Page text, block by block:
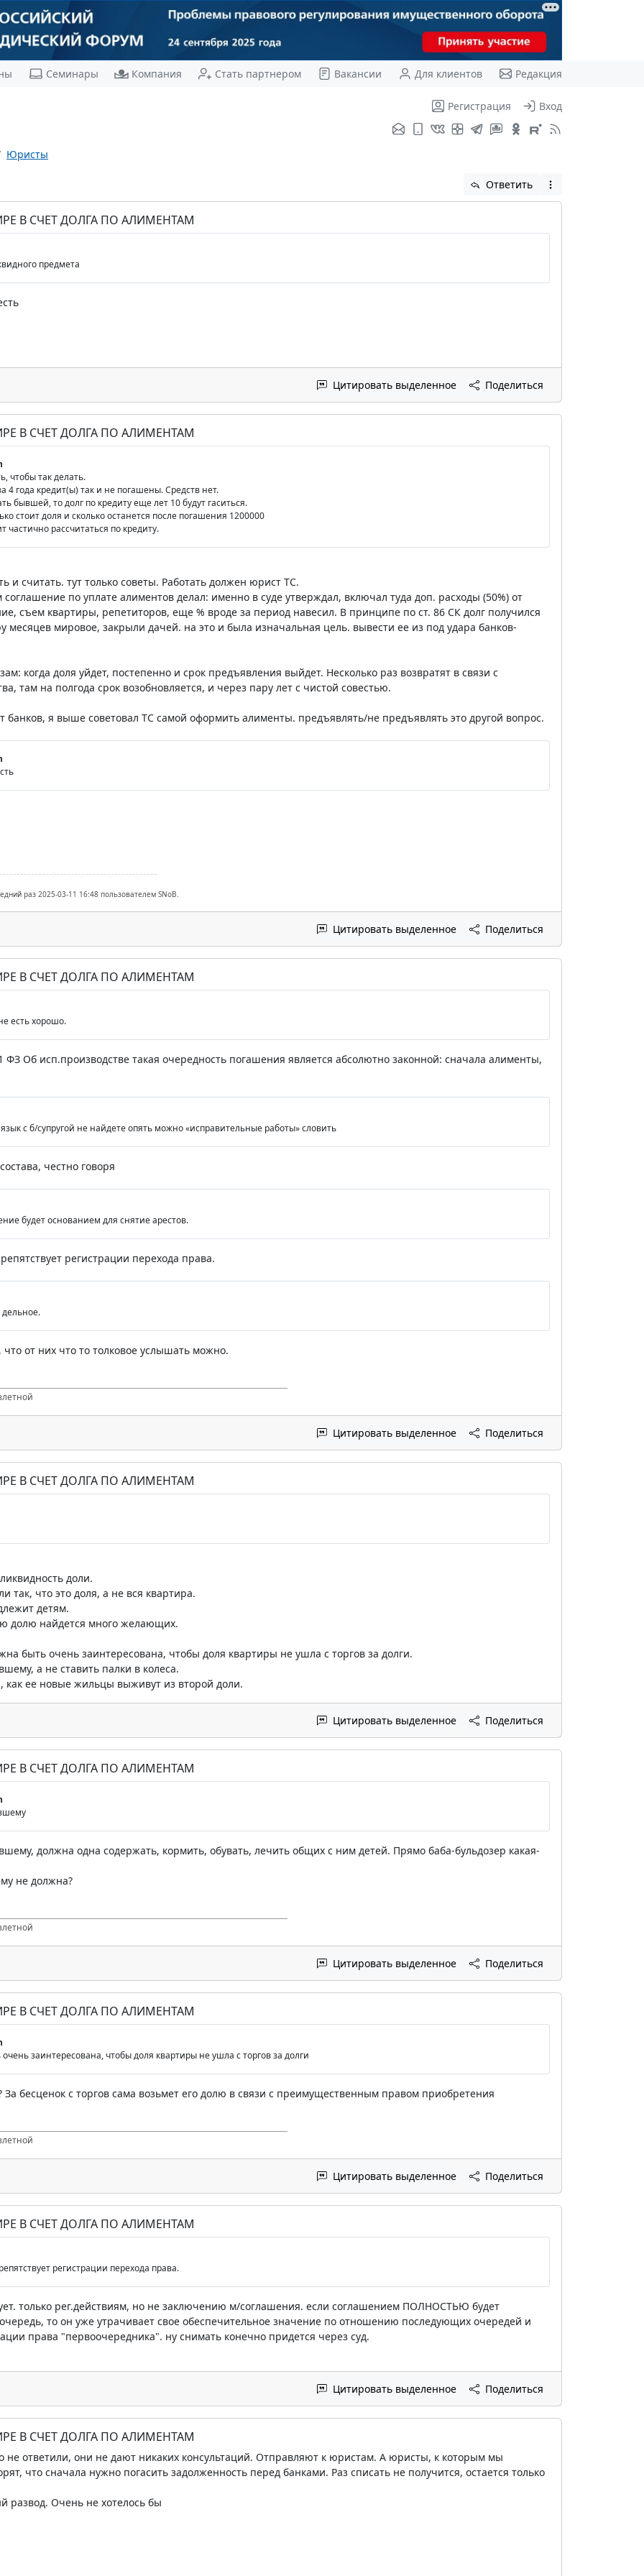
Семинары Компания Стать партнером Вакансии Для клиентов Редакция
Регистрация Вход
Юристы
Ответить
В СЧЕТ ДОЛГА ПО АЛИМЕНТАМ
предмета
Цитировать выделенное Поделиться
В СЧЕТ ДОЛГА ПО АЛИМЕНТАМ
чтобы так делать.
4 года кредит(ы) так и не погашены. Средств нет.
бывшей, то долг по кредиту еще лет 10 будут гаситься.
стоит доля и сколько останется после погашения 1200000
рассчитаться по кредиту.
и считать. тут только советы. Работать должен юрист ТС.
соглашение по уплате алиментов делал: именно в суде утверждал, включал туда доп. расходы (50%) от
съем квартиры, репетиторов, еще % вроде за период навесил. В принципе по ст. 86 СК долг получился
месяцев мировое, закрыли дачей. на это и была изначальная цель. вывести ее из под удара банков-
когда доля уйдет, постепенно и срок предъявления выйдет. Несколько раз возвратят в связи с
там на полгода срок возобновляется, и через пару лет с чистой совестью.
банков, я выше советовал ТС самой оформить алименты. предъявлять/не предъявлять это другой вопрос.
раз 2025-03-11 16:48 пользователем SNoB.
Цитировать выделенное Поделиться
В СЧЕТ ДОЛГА ПО АЛИМЕНТАМ
есть хорошо.
ФЗ Об исп.производстве такая очередность погашения является абсолютно законной: сначала алименты,
с б/супругой не найдете опять можно «исправительные работы» словить
честно говоря
будет основанием для снятие арестов.
регистрации перехода права.
от них что то толковое услышать можно.
Цитировать выделенное Поделиться
В СЧЕТ ДОЛГА ПО АЛИМЕНТАМ
доли.
так, что это доля, а не вся квартира.
детям.
долю найдется много желающих.
быть очень заинтересована, чтобы доля квартиры не ушла с торгов за долги.
а не ставить палки в колеса.
как ее новые жильцы выживут из второй доли.
Цитировать выделенное Поделиться
В СЧЕТ ДОЛГА ПО АЛИМЕНТАМ
должна одна содержать, кормить, обувать, лечить общих с ним детей. Прямо баба-бульдозер какая-
не должна?
Цитировать выделенное Поделиться
В СЧЕТ ДОЛГА ПО АЛИМЕНТАМ
заинтересована, чтобы доля квартиры не ушла с торгов за долги
бесценок с торгов сама возьмет его долю в связи с преимущественным правом приобретения
Цитировать выделенное Поделиться
В СЧЕТ ДОЛГА ПО АЛИМЕНТАМ
регистрации перехода права.
только рег.действиям, но не заключению м/соглашения. если соглашением ПОЛНОСТЬЮ будет
то он уже утрачивает свое обеспечительное значение по отношению последующих очередей и
права "первоочередника". ну снимать конечно придется через суд.
Цитировать выделенное Поделиться
В СЧЕТ ДОЛГА ПО АЛИМЕНТАМ
не ответили, они не дают никаких консультаций. Отправляют к юристам. А юристы, к которым мы
что сначала нужно погасить задолженность перед банками. Раз списать не получится, остается только
развод. Очень не хотелось бы